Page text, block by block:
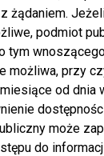
żądaniem.
podmiot
tym
możliwa, przy
od dnia
może
do